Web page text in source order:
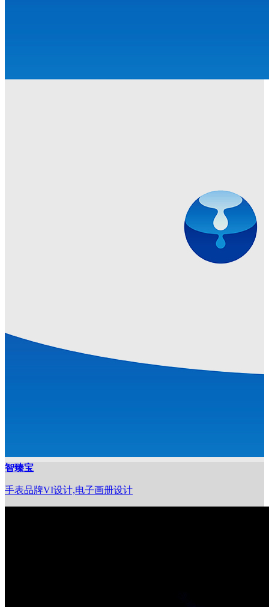
智臻宝
手表品牌VI设计,电子画册设计